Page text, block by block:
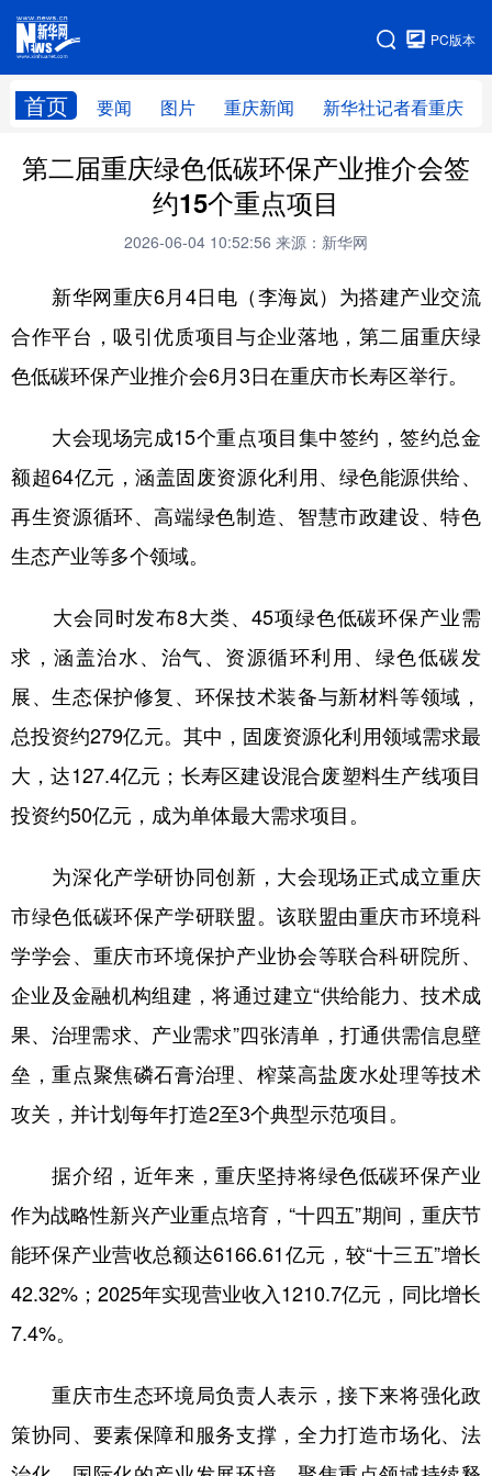
PC版本
首页 要闻 图片 重庆新闻 新华社记者看重庆
网站地图
第二届重庆绿色低碳环保产业推介会签
约15个重点项目
2026-06-04 10:52:56 来源：新华网
新华网重庆6月4日电（李海岚）为搭建产业交流
合作平台，吸引优质项目与企业落地，第二届重庆绿
色低碳环保产业推介会6月3日在重庆市长寿区举行。
大会现场完成15个重点项目集中签约，签约总金
额超64亿元，涵盖固废资源化利用、绿色能源供给、
再生资源循环、高端绿色制造、智慧市政建设、特色
生态产业等多个领域。
大会同时发布8大类、45项绿色低碳环保产业需
求，涵盖治水、治气、资源循环利用、绿色低碳发
展、生态保护修复、环保技术装备与新材料等领域，
总投资约279亿元。其中，固废资源化利用领域需求最
大，达127.4亿元；长寿区建设混合废塑料生产线项目
投资约50亿元，成为单体最大需求项目。
为深化产学研协同创新，大会现场正式成立重庆
市绿色低碳环保产学研联盟。该联盟由重庆市环境科
学学会、重庆市环境保护产业协会等联合科研院所、
企业及金融机构组建，将通过建立“供给能力、技术成
果、治理需求、产业需求”四张清单，打通供需信息壁
垒，重点聚焦磷石膏治理、榨菜高盐废水处理等技术
攻关，并计划每年打造2至3个典型示范项目。
据介绍，近年来，重庆坚持将绿色低碳环保产业
作为战略性新兴产业重点培育，“十四五”期间，重庆节
能环保产业营收总额达6166.61亿元，较“十三五”增长
42.32%；2025年实现营业收入1210.7亿元，同比增长
7.4%。
重庆市生态环境局负责人表示，接下来将强化政
策协同、要素保障和服务支撑，全力打造市场化、法